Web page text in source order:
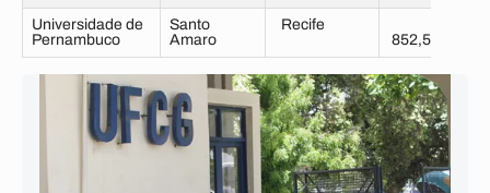
Universidade de
Pernambuco
Santo
Amaro
Recife
852,54